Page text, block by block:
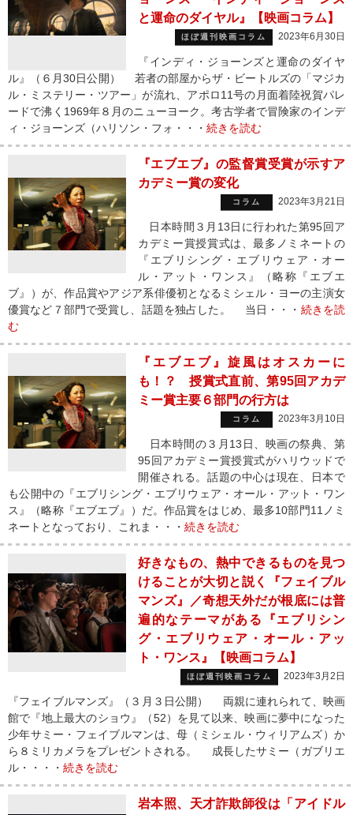
と運命のダイヤル』【映画コラム】
ほぼ週刊映画コラム 2023年6月30日
『インディ・ジョーンズと運命のダイヤ
ル』（６月30日公開） 若者の部屋からザ・ビートルズの「マジカ
ル・ミステリー・ツアー」が流れ、アポロ11号の月面着陸祝賀パレ
ードで沸く1969年８月のニューヨーク。考古学者で冒険家のインデ
ィ・ジョーンズ（ハリソン・フォ・・・ 続きを読む
『エブエブ』の監督賞受賞が示すア
カデミー賞の変化
コラム 2023年3月21日
日本時間３月13日に行われた第95回ア
カデミー賞授賞式は、最多ノミネートの
『エブリシング・エブリウェア・オー
ル・アット・ワンス』（略称『エブエ
ブ』）が、作品賞やアジア系俳優初となるミシェル・ヨーの主演女
優賞など７部門で受賞し、話題を独占した。 当日・・・ 続きを読
む
『エブエブ』旋風はオスカーに
も！？ 授賞式直前、第95回アカデ
ミー賞主要６部門の行方は
コラム 2023年3月10日
日本時間の３月13日、映画の祭典、第
95回アカデミー賞授賞式がハリウッドで
開催される。話題の中心は現在、日本で
も公開中の『エブリシング・エブリウェア・オール・アット・ワン
ス』（略称『エブエブ』）だ。作品賞をはじめ、最多10部門11ノミ
ネートとなっており、これま・・・ 続きを読む
好きなもの、熱中できるものを見つ
けることが大切と説く『フェイブル
マンズ』／奇想天外だが根底には普
遍的なテーマがある『エブリシン
グ・エブリウェア・オール・アッ
ト・ワンス』【映画コラム】
ほぼ週刊映画コラム 2023年3月2日
『フェイブルマンズ』（３月３日公開） 両親に連れられて、映画
館で『地上最大のショウ』（52）を見て以来、映画に夢中になった
少年サミー・フェイブルマンは、母（ミシェル・ウィリアムズ）か
ら８ミリカメラをプレゼントされる。 成長したサミー（ガブリエ
ル・・・・ 続きを読む
岩本照、天才詐欺師役は「アイドル